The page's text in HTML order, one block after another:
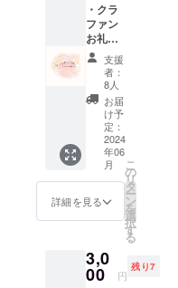
・クラ
ファン
お礼ス
テッ
カー 複
数購入
いただ
いても
ステッ
カーは
同じ柄
です。
支援
者：
8人
お届
け予
定：
2024
年06
月
詳細を見る
こ
の
リ
タ
ー
ン
を
選
択
す
る
3,0
00 円
残り7